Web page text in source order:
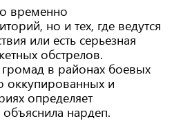
временно
но и тех, где ведутся
или есть серьезная
обстрелов.
в районах боевых
оккупированных и
определяет
нардеп.